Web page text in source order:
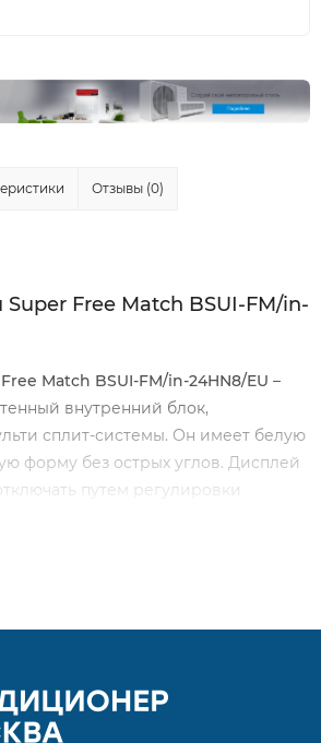
Отзывы (0)
Free Match BSUI-FM/in-
Free Match BSUI-FM/in-24HN8/EU –
внутренний блок,
сплит-системы. Он имеет белую
форму без острых углов. Дисплей
путем регулировки
вентилятор работает с